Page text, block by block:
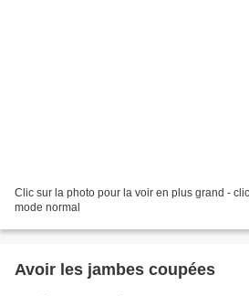
Clic sur la photo pour la voir en plus grand -
mode normal
Avoir les jambes coupées